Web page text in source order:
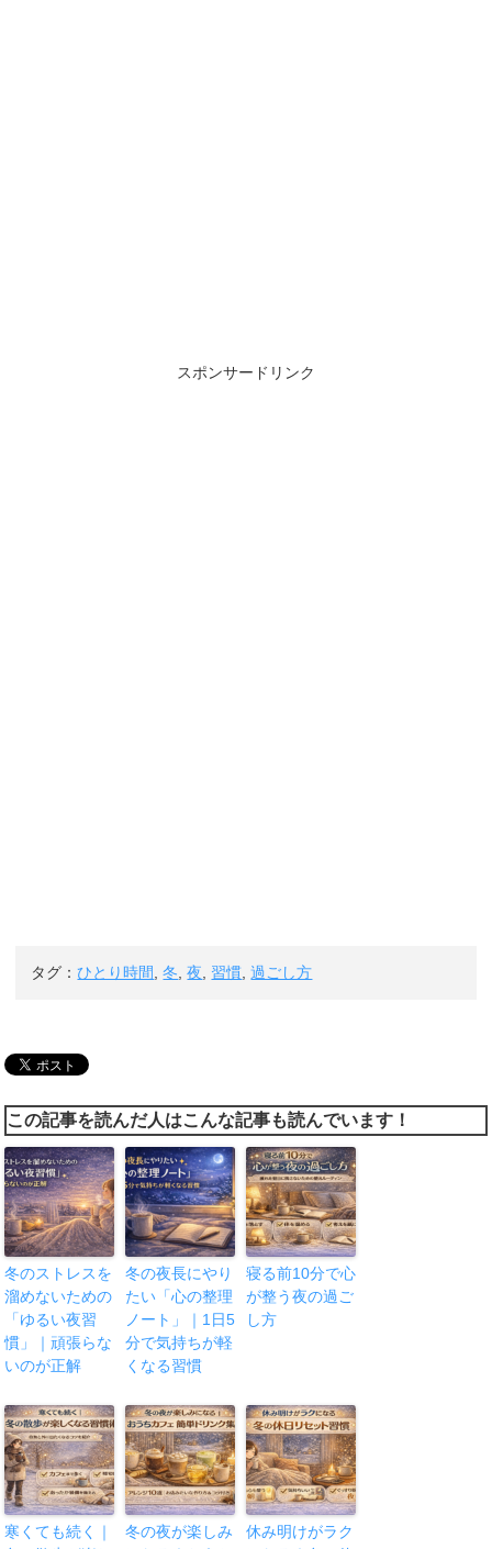
スポンサードリンク
タグ：ひとり時間 ,冬 ,夜 習慣 ,過ごし方
この記事を読んだ人はこんな記事も読んでいます！
冬のストレスを
溜めないための
「ゆるい夜習
慣」｜頑張らな
いのが正解
冬の夜長にやり
たい「心の整理
ノート」｜1日5
分で気持ちが軽
くなる習慣
寝る前10分で心
が整う夜の過ご
し方
寒くても続く｜
冬の夜が楽しみ
休み明けがラク